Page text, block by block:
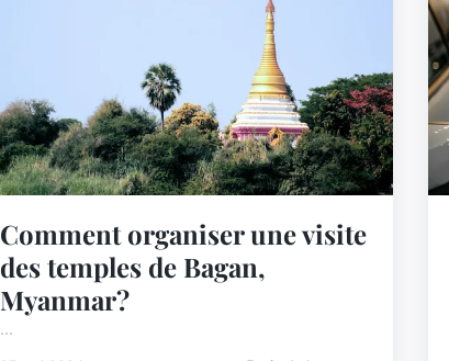
Comment organiser une visite
des temples de Bagan,
Myanmar?
...